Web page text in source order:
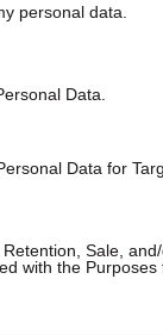
personal data.
Data.
Data for
Sale,
with the Purposes
με